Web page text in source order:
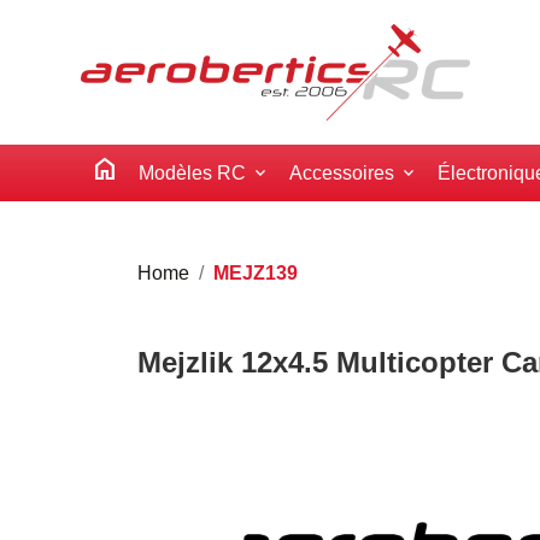
home Modèles RC Accessoires
Home MEJZ139
Mejzlik 12x4.5 Multicopter